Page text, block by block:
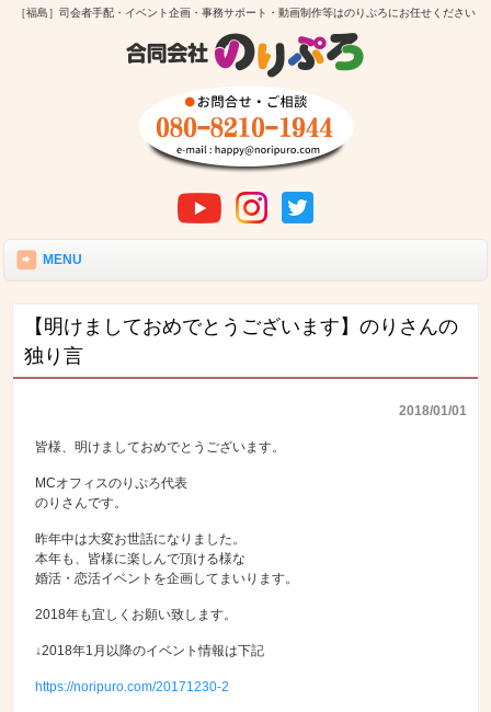
［福島］司会者手配・イベント企画・事務サポート・動画制作等はのりぷろにお任せください
MENU
【明けましておめでとうございます】のりさんの
独り言
2018/01/01
皆様、明けましておめでとうございます。
MCオフィスのりぷろ代表
のりさんです。
昨年中は大変お世話になりました。
本年も、皆様に楽しんで頂ける様な
婚活・恋活イベントを企画してまいります。
2018年も宜しくお願い致します。
↓2018年1月以降のイベント情報は下記
https://noripuro.com/20171230-2